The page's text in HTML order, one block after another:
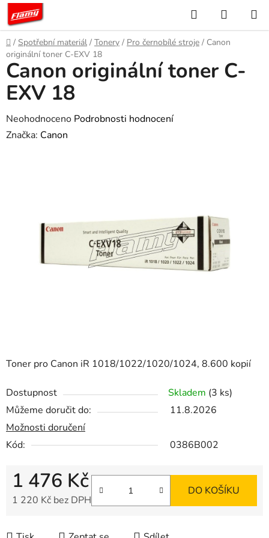
Přejít
obsah
Hledat
KOŠÍK
Domů
/ Spotřební materiál / Tonery / Pro černobílé stroje / Canon
originální toner C-EXV 18
Toner pro Canon iR 1018/1022/1020/1024, 8.600 kopií
Dostupnost Skladem (3 ks)
Můžeme doručit do:
11.8.2026
Možnosti doručení
Kód:
0386B002
1 476 Kč
1 220 Kč bez DPH
DO KOŠÍKU
Canon originální toner C-
EXV 18
Průměrné
hodnocení
hvězdiček.
Neohodnoceno Podrobnosti hodnocení
Značka: Canon